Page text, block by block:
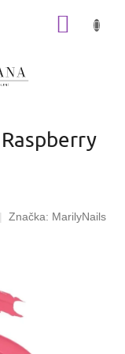
Značka: MarilyNails